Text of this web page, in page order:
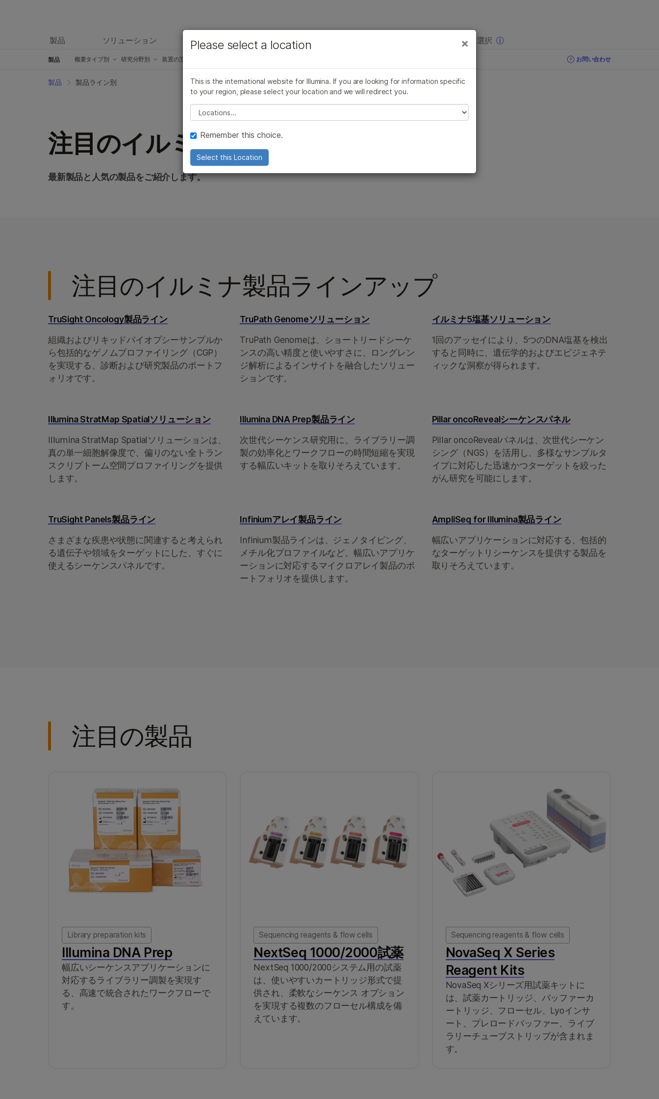
製品 ソリューション ラーニング 企業情報 お気に入りの分野を選択
製品 概要タイプ別
シーケンスキット
インフォマティクス製品
分子生物学用試薬
グローバルIVD製品
研究分野別
複雑な疾患の研究製品
アグリゲノム関連製品
生殖医学製品
装置の互換性別
iScan製品
iSeq 100製品
MiSeqの製品
MiSeqの製品
MiSeqDx システム製品
NextSeq 500およびNextSeq 550製品
AmpliSeq for Illumina
TruSight Oncology製品ライン
TruSightパネル
Illumina DNA Prep
Infiniumアレイ
Pillar oncoRevealパネル
お問い合わせ
製品 製品ライン別
注目のイルミナ製品ラインアップ
最新製品と人気の製品をご紹介します。
注目のイルミナ製品ラインアップ
TruSight Oncology製品ライン
組織およびリキッドバイオプシーサンプルか
ら包括的なゲノムプロファイリング（CGP）
を実現する、診断および研究製品のポートフ
ォリオです。
TruPath Genomeソリューション
TruPath Genomeは、ショートリードシーケ
ンスの高い精度と使いやすさに、ロングレン
ジ解析によるインサイトを融合したソリュー
ションです。
イルミナ5塩基ソリューション
1回のアッセイにより、5つのDNA塩基を検出
すると同時に、遺伝学的およびエピジェネテ
ィックな洞察が得られます。
Illumina StratMap Spatialソリューション
Illumina StratMap Spatialソリューションは、
真の単一細胞解像度で、偏りのない全トラン
スクリプトーム空間プロファイリングを提供
します。
Illumina DNA Prep製品ライン
次世代シーケンス研究用に、ライブラリー調
製の効率化とワークフローの時間短縮を実現
する幅広いキットを取りそろえています。
Pillar oncoRevealシーケンスパネル
Pillar oncoRevealパネルは、次世代シーケン
シング（NGS）を活用し、多様なサンプルタ
イプに対応した迅速かつターゲットを絞った
がん研究を可能にします。
TruSight Panels製品ライン
さまざまな疾患や状態に関連すると考えられ
る遺伝子や領域をターゲットにした、すぐに
使えるシーケンスパネルです。
Infiniumアレイ製品ライン
Infinium製品ラインは、ジェノタイピング、
メチル化プロファイルなど、幅広いアプリケ
ーションに対応するマイクロアレイ製品のポ
ートフォリオを提供します。
AmpliSeq for Illumina製品ライン
幅広いアプリケーションに対応する、包括的
なターゲットリシーケンスを提供する製品を
取りそろえています。
注目の製品
Library preparation kits
Illumina DNA Prep
幅広いシーケンスアプリケーションに
対応するライブラリー調製を実現す
る、高速で統合されたワークフローで
す。
Sequencing reagents & flow cells
NextSeq 1000/2000試薬
NextSeq 1000/2000システム用の試薬
は、使いやすいカートリッジ形式で提
供され、柔軟なシーケンス オプション
を実現する複数のフローセル構成を備
えています。
Sequencing reagents & flow cells
NovaSeq X Series
Reagent Kits
NovaSeq Xシリーズ用試薬キットに
は、試薬カートリッジ、バッファーカ
ートリッジ、フローセル、Lyoインサ
ート、プレロードバッファー、ライブ
ラリーチューブストリップが含まれま
す。
×
Please select a location
This is the international website for Illumina. If you are looking for information specific
to your region, please select your location and we will redirect you.
Please select a location
Remember this choice.
Select this Location
お気に入りの分野を選択すると、関連性の高いコンテン
ツへのリンクが表示されます:
×
微生物研究
農学研究
生殖医学
遺伝性および希少疾患研究